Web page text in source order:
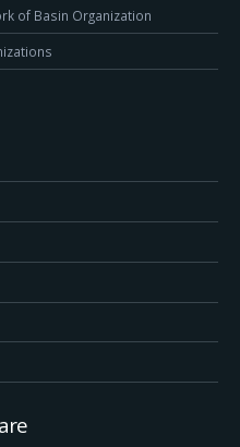
of Basin Organization